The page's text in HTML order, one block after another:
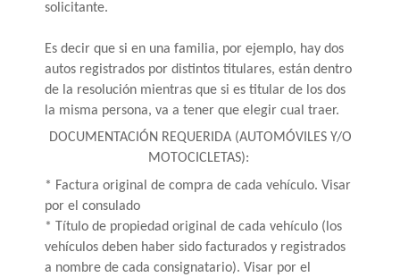
solicitante.
Es decir que si en una familia, por ejemplo, hay dos
autos registrados por distintos titulares, están dentro
de la resolución mientras que si es titular de los dos
la misma persona, va a tener que elegir cual traer.
DOCUMENTACIÓN REQUERIDA (AUTOMÓVILES Y/O
MOTOCICLETAS):
* Factura original de compra de cada vehículo. Visar
por el consulado
* Título de propiedad original de cada vehículo (los
vehículos deben haber sido facturados y registrados
a nombre de cada consignatario). Visar por el